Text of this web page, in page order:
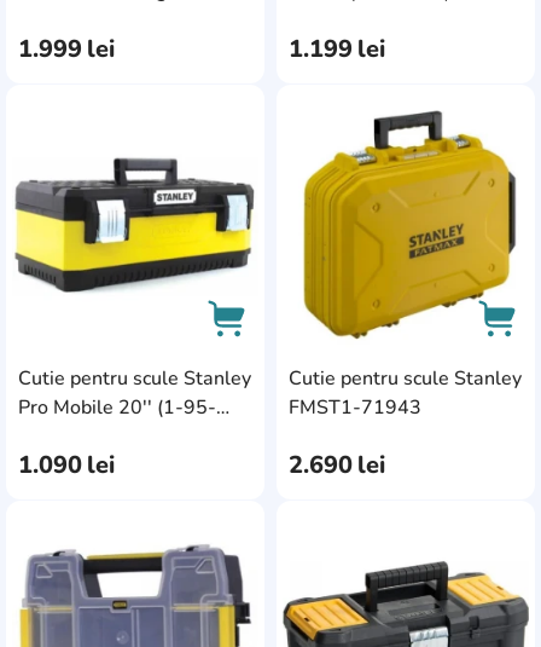
1.999 lei 1.199 lei
Cutie pentru scule Stanley
Pro Mobile 20'' (1-95-
1.090lei
AddCardToFavourite
AddCardToCart
Cutie pentru scule Stanley
FMST1-71943
2.690lei